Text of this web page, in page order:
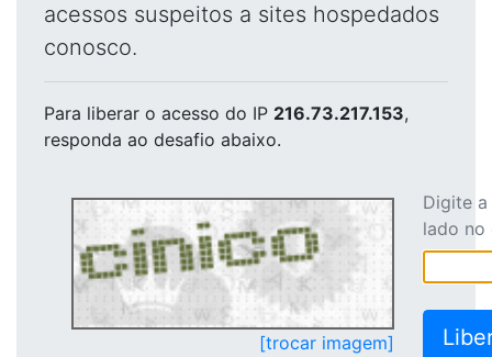
acessos suspeitos a sites hospedados
conosco.
Para liberar o acesso do IP 216.73.217.153,
responda ao desafio abaixo.
[trocar imagem]
Digite
lado no